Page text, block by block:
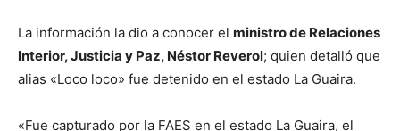
La información la dio a conocer el ministro de Relaciones
Interior, Justicia y Paz, Néstor Reverol; quien detalló que
alias «Loco loco» fue detenido en el estado La Guaira.
«Fue capturado por la FAES en el estado La Guaira, el